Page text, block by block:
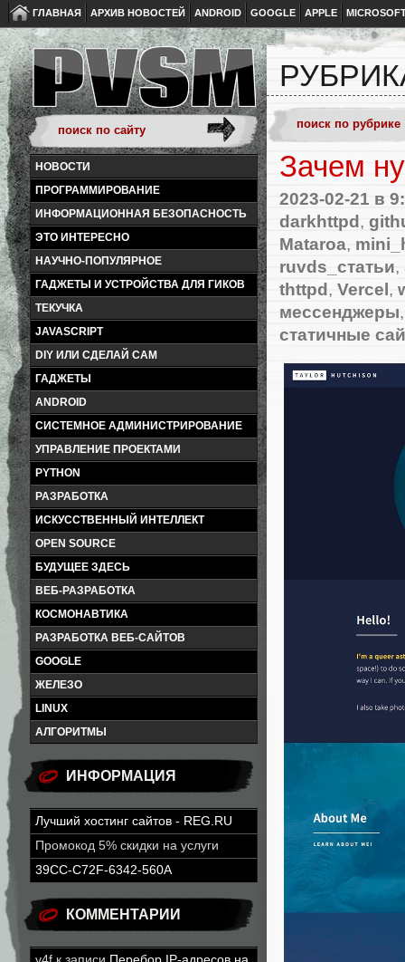
ГЛАВНАЯ АРХИВ НОВОСТЕЙ ANDROID GOOGLE APPLE
НОВОСТИ
ПРОГРАММИРОВАНИЕ
ИНФОРМАЦИОННАЯ БЕЗОПАСНОСТЬ
ЭТО ИНТЕРЕСНО
НАУЧНО-ПОПУЛЯРНОЕ
ГАДЖЕТЫ И УСТРОЙСТВА ДЛЯ ГИКОВ
ТЕКУЧКА
JAVASCRIPT
DIY ИЛИ СДЕЛАЙ САМ
ГАДЖЕТЫ
ANDROID
СИСТЕМНОЕ АДМИНИСТРИРОВАНИЕ
УПРАВЛЕНИЕ ПРОЕКТАМИ
PYTHON
РАЗРАБОТКА
ИСКУССТВЕННЫЙ ИНТЕЛЛЕКТ
OPEN SOURCE
БУДУЩЕЕ ЗДЕСЬ
ВЕБ-РАЗРАБОТКА
КОСМОНАВТИКА
РАЗРАБОТКА ВЕБ-САЙТОВ
GOOGLE
ЖЕЛЕЗО
LINUX
АЛГОРИТМЫ
ИНФОРМАЦИЯ
Лучший хостинг сайтов - REG.RU
Промокод 5% скидки на услуги
39CC-C72F-6342-560A
КОММЕНТАРИИ
Зачем
2023-02-21 в
darkhttpd,
Mataroa,
ruvds_статьи,
thttpd, Vercel,
мессенджеры
статичные